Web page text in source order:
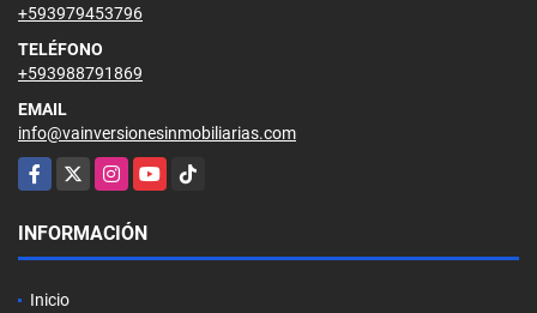
+593979453796
TELÉFONO
+593988791869
EMAIL
info@vainversionesinmobiliarias.com
Facebook
X InstagramYouTubeTikTok
INFORMACIÓN
Inicio